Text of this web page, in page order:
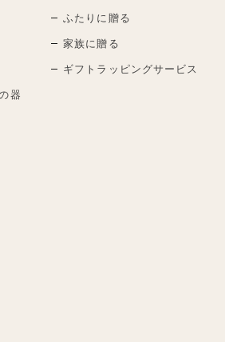
器
ふたりに贈る
家族に贈る
ギフトラッピングサービス